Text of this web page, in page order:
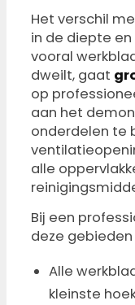
Het verschil
in de diepte
vooral
dweilt, gaat
op
aan het
onderdelen te
alle
Bij een
deze
Alle
kleinste